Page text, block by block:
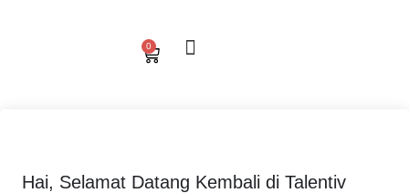
0
Hai, Selamat Datang Kembali di Talentiv